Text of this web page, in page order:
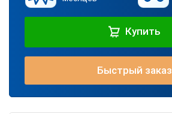
Купить
Быстрый заказ